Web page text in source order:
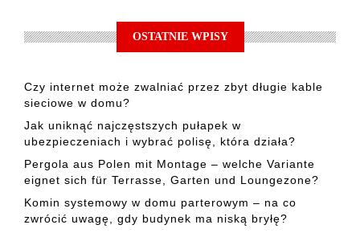
OSTATNIE WPISY
Czy internet może zwalniać przez zbyt długie kable
sieciowe w domu?
Jak uniknąć najczęstszych pułapek w
ubezpieczeniach i wybrać polisę, która działa?
Pergola aus Polen mit Montage – welche Variante
eignet sich für Terrasse, Garten und Loungezone?
Komin systemowy w domu parterowym – na co
zwrócić uwagę, gdy budynek ma niską bryłę?